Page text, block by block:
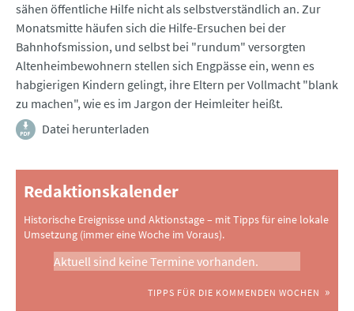
sähen öffentliche Hilfe nicht als selbstverständlich an. Zur
Monatsmitte häufen sich die Hilfe-Ersuchen bei der
Bahnhofsmission, und selbst bei "rundum" versorgten
Altenheimbewohnern stellen sich Engpässe ein, wenn es
habgierigen Kindern gelingt, ihre Eltern per Vollmacht "blank
zu machen", wie es im Jargon der Heimleiter heißt.
Datei herunterladen
Redaktionskalender
Historische Ereignisse und Aktionstage – mit Tipps für eine lokale
Umsetzung (immer eine Woche im Voraus).
Aktuell sind keine Termine vorhanden.
TIPPS FÜR DIE KOMMENDEN WOCHEN